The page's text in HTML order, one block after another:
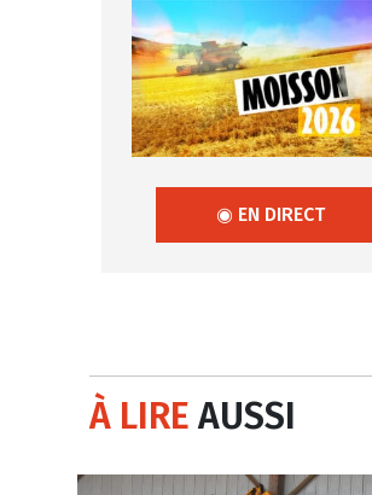
◉ EN DIRECT
À LIREAUSSI